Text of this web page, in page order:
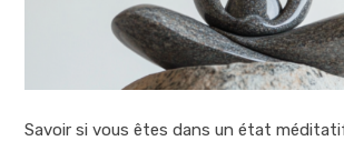
Savoir si vous êtes dans un état